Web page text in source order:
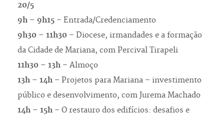
20/5
9h – 9h15 – Entrada/Credenciamento
9h30 – 11h30 – Diocese, irmandades e a formação
da Cidade de Mariana, com Percival Tirapeli
11h30 – 13h – Almoço
13h – 14h – Projetos para Mariana – investimento
público e desenvolvimento, com Jurema Machado
14h – 15h – O restauro dos edifícios: desafios e